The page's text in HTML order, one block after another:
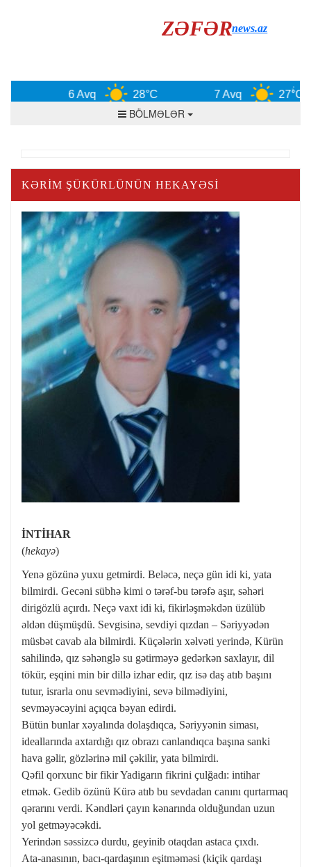
ZƏFƏRnews.az
6 Avq 28°C 7 Avq 27°C
BÖLMƏLƏR
KƏRİM ŞÜKÜRLÜNÜN HEKAYƏSİ
İNTİHAR
(hekayə)
Yenə gözünə yuxu getmirdi. Beləcə, neçə gün idi ki, yata
bilmirdi. Gecəni sübhə kimi o tərəf-bu tərəfə aşır, səhəri
dirigözlü açırdı. Neçə vaxt idi ki, fikirləşməkdən üzülüb
əldən düşmüşdü. Sevgisinə, sevdiyi qızdan – Səriyyədən
müsbət cavab ala bilmirdi. Küçələrin xəlvəti yerində, Kürün
sahilində, qız səhənglə su gətirməyə gedərkən saxlayır, dil
tökür, eşqini min bir dillə izhar edir, qız isə daş atıb başını
tutur, israrla onu sevmədiyini, sevə bilmədiyini,
sevməyəcəyini açıqca bəyan edirdi.
Bütün bunlar xəyalında dolaşdıqca, Səriyyənin siması,
ideallarında axtardığı qız obrazı canlandıqca başına sanki
hava gəlir, gözlərinə mil çəkilir, yata bilmirdi.
Qəfil qorxunc bir fikir Yadigarın fikrini çulğadı: intihar
etmək. Gedib özünü Kürə atıb bu sevdadan canını qurtarmaq
qərarını verdi. Kəndləri çayın kənarında olduğundan uzun
yol getməyəcəkdi.
Yerindən səssizcə durdu, geyinib otaqdan astaca çıxdı.
Ata-anasının, bacı-qardaşının eşitməməsi (kiçik qardaşı